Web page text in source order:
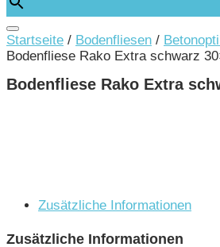
Startseite / Bodenfliesen /
Bodenfliese Rako Extra schwarz
Bodenfliese Rako Extra
Zusätzliche Informationen
Zusätzliche Informationen